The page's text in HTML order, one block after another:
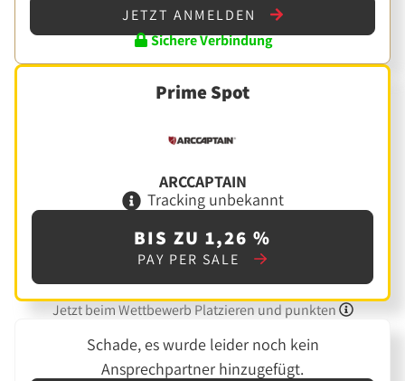
JETZT ANMELDEN
Sichere Verbindung
Prime Spot
ARCCAPTAIN
Tracking unbekannt
BIS ZU 1,26 %
PAY PER SALE
Jetzt beim Wettbewerb Platzieren und punkten
Schade, es wurde leider noch kein
Ansprechpartner hinzugefügt.